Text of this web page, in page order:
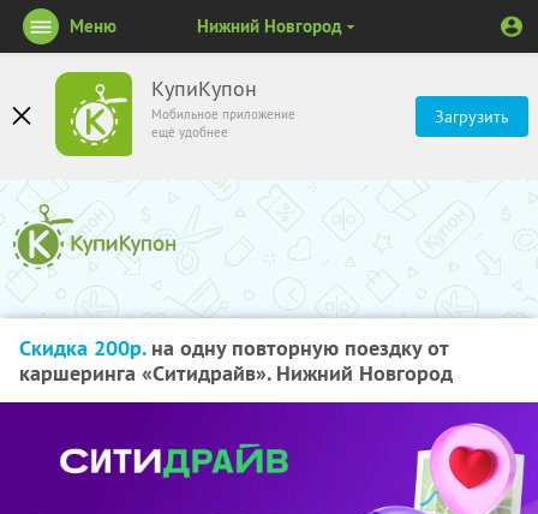
КупиКупон
Мобильное приложение
ещё удобнее
Загрузить
Меню Нижний Новгород
Скидка 200р.на одну повторную поездку от
каршеринга «Ситидрайв». Нижний Новгород